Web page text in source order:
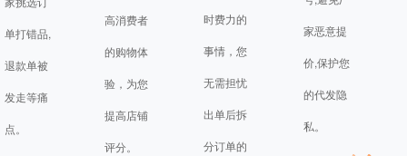
单打错品,
退款单被
发走等痛
点。
高消费者
的购物体
验，为您
提高店铺
评分。
时费力的
事情，您
无需担忧
出单后拆
分订单的
家恶意提
价,保护您
的代发隐
私。